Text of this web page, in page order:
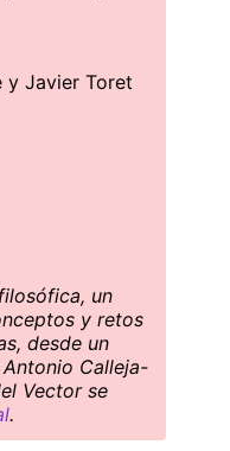
y Javier Toret
un
y retos
desde un
Calleja-
Vector se
.